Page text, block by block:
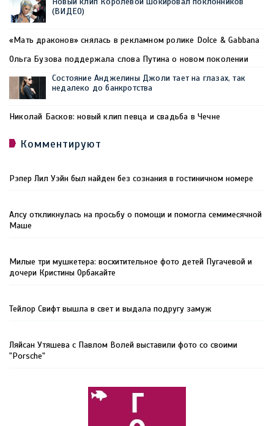
(ВИДЕО)
«Мать драконов» снялась в рекламном ролике Dolce & Gabbana
Ольга Бузова поддержала слова Путина о новом поколении
Состояние Анджелины Джоли тает на глазах, так
недалеко до банкротства
Николай Басков: новый клип певца и свадьба в Чечне
Комментируют
Рэпер Лил Уэйн был найден без сознания в гостиничном номере
Алсу откликнулась на просьбу о помощи и помогла семимесячной
Маше
Милые три мушкетера: восхитительное фото детей Пугачевой и
дочери Кристины Орбакайте
Тейлор Свифт вышла в свет и выдала подругу замуж
Ляйсан Утяшева с Павлом Волей выставили фото со своими
"Porsche"